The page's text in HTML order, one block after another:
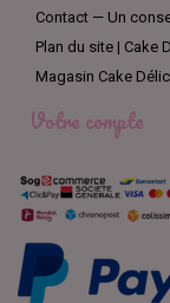
Contact — Un
Plan du site | Cake
Magasin Cake
Votre compte